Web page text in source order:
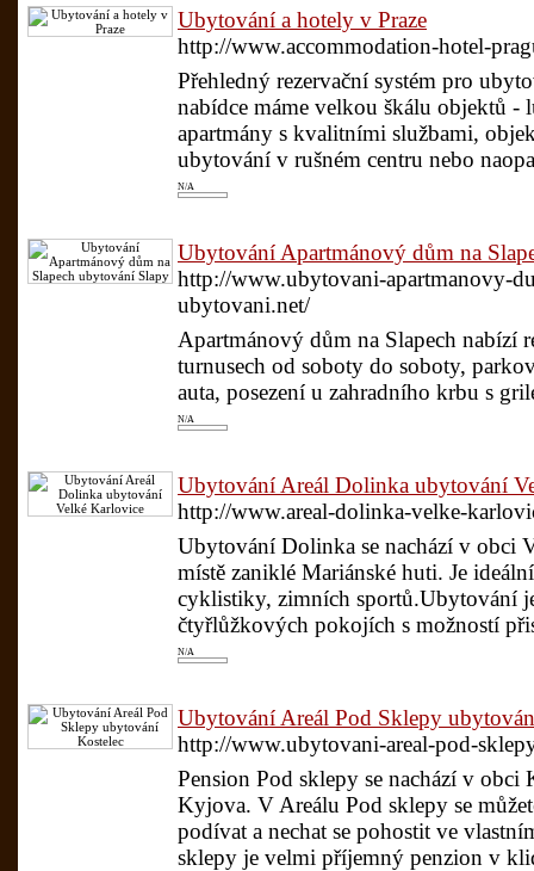
Ubytování a hotely v Praze
http://www.accommodation-hotel-
Přehledný rezervační systém pro
nabídce máme velkou škálu objektů -
apartmány s kvalitními službami,
ubytování v rušném centru nebo
N/A
Ubytování Apartmánový dům na
http://www.ubytovani-apartmanovy-
ubytovani.net/
Apartmánový dům na Slapech nabízí
turnusech od soboty do soboty,
auta, posezení u zahradního krbu s
N/A
Ubytování Areál Dolinka ubytování
http://www.areal-dolinka-velke-
Ubytování Dolinka se nachází v obci
místě zaniklé Mariánské huti. Je
cyklistiky, zimních sportů.Ubytování
čtyřlůžkových pokojích s možností
N/A
Ubytování Areál Pod Sklepy
http://www.ubytovani-areal-pod-
Pension Pod sklepy se nachází v obci
Kyjova. V Areálu Pod sklepy se
podívat a nechat se pohostit ve
sklepy je velmi příjemný penzion v